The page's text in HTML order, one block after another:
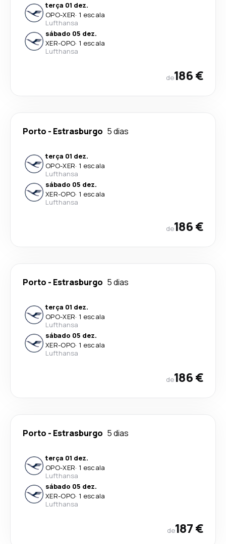
terça 01 dez.
OPO-XER· 1 escala
Lufthansa
sábado 05 dez.
XER-OPO· 1 escala
Lufthansa
de186 €
Porto - Estrasburgo 5 dias
terça 01 dez.
OPO-XER· 1 escala
Lufthansa
sábado 05 dez.
XER-OPO· 1 escala
Lufthansa
de186 €
Porto - Estrasburgo 5 dias
terça 01 dez.
OPO-XER· 1 escala
Lufthansa
sábado 05 dez.
XER-OPO· 1 escala
Lufthansa
de186 €
Porto - Estrasburgo 5 dias
terça 01 dez.
OPO-XER· 1 escala
Lufthansa
sábado 05 dez.
XER-OPO· 1 escala
Lufthansa
de187 €